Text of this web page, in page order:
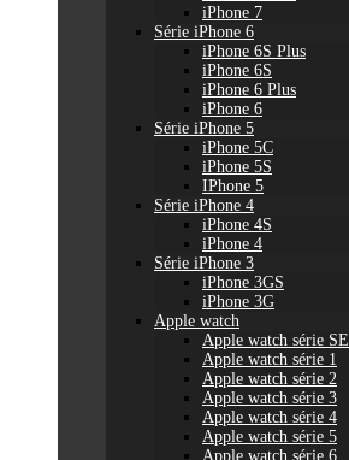
iPhone 7
Série iPhone 6
iPhone 6S Plus
iPhone 6S
iPhone 6 Plus
iPhone 6
Série iPhone 5
iPhone 5C
iPhone 5S
IPhone 5
Série iPhone 4
iPhone 4S
iPhone 4
Série iPhone 3
iPhone 3GS
iPhone 3G
Apple watch
Apple watch série SE
Apple watch série 1
Apple watch série 2
Apple watch série 3
Apple watch série 4
Apple watch série 5
Apple watch série 6